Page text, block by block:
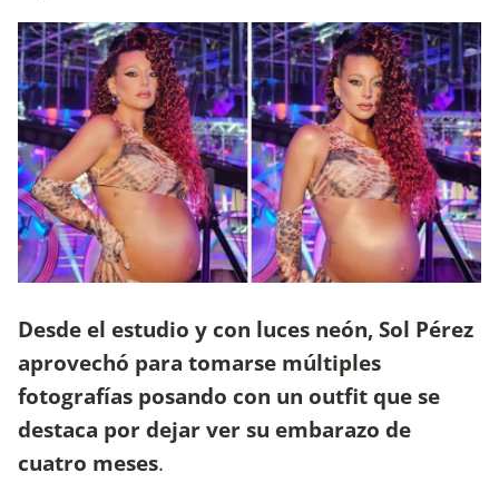
Desde el estudio y con luces neón, Sol Pérez
aprovechó para tomarse múltiples
fotografías posando con un outfit que se
destaca por dejar ver su embarazo de
cuatro meses.